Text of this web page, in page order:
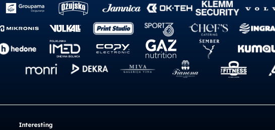
Interesting